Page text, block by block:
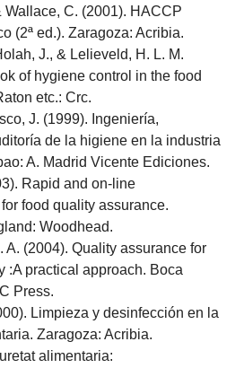
Wallace, C. (2001). HACCP
(2ª ed.). Zaragoza: Acribia.
J., & Lelieveld, H. L. M.
of hygiene control in the food
etc.: Crc.
J. (1999). Ingeniería,
de la higiene en la industria
A. Madrid Vicente Ediciones.
Rapid and on-line
food quality assurance.
Woodhead.
A. (2004). Quality assurance for
:A practical approach. Boca
Press.
Limpieza y desinfección en la
Zaragoza: Acribia.
alimentaria: